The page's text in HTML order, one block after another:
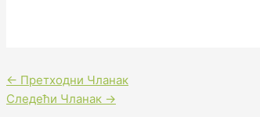
← Претходни Чланак
Следећи Чланак →